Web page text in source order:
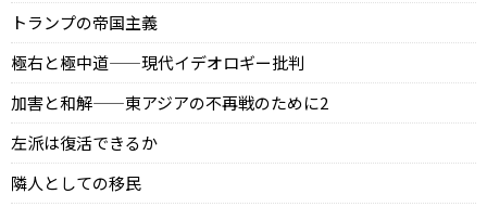
トランプの帝国主義
極右と極中道——現代イデオロギー批判
加害と和解——東アジアの不再戦のために2
左派は復活できるか
隣人としての移民